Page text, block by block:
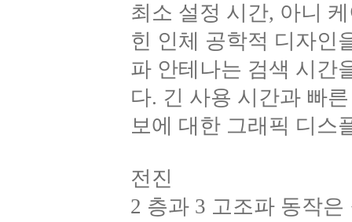
최소 설정 시간, 아니
힌 인체 공학적 디자인
파 안테나는 검색 시간
다. 긴 사용 시간과 빠
보에 대한 그래픽 디스
전진
2 층과 3 고조파 동작